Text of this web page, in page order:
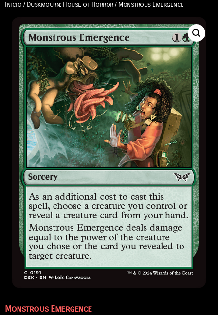
Inicio / Duskmourn: House of Horror/ Monstrous Emergence
Monstrous Emergence